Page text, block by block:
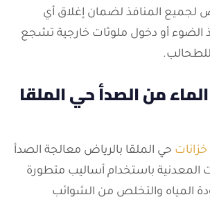
لجميع المنافذ لضمان إغلاق أي
الضوء أو دخول ملوثات خارجية تشجع
للطحالب.
من الصدأ حي الملقا
حي الملقا بالرياض معالجة الصدأ
المعدنية باستخدام أساليب متطورة
المياه والتخلص من الشوائب